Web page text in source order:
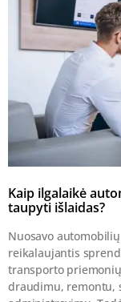
Kaip ilgalaikė
taupyti išlaidas?
Nuosavo
reikalaujantis
transporto
draudimu, remontu,